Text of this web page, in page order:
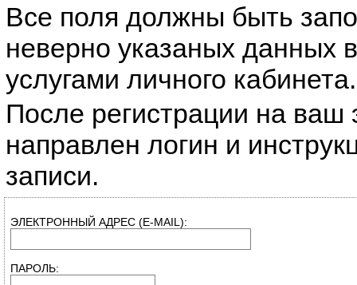
Все поля должны быть
неверно указаных данных
услугами личного кабинета.
После регистрации на ваш
направлен логин и
записи.
ЭЛЕКТРОННЫЙ АДРЕС (E-MAIL):
ПАРОЛЬ: